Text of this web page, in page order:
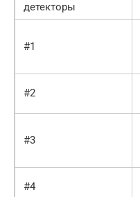
детекторы
#1
#2
#3
#4